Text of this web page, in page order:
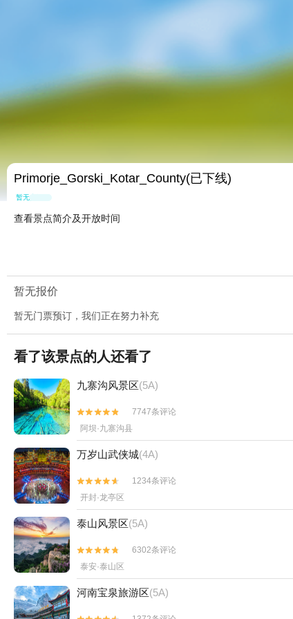
Primorje_Gorski_Kotar_County(已下线)
暂无点评
查看景点简介及开放时间
暂无报价
暂无门票预订，我们正在努力补充
看了该景点的人还看了
九寨沟风景区(5A)


7747条评论
阿坝·九寨沟县
万岁山武侠城(4A)


1234条评论
开封·龙亭区
泰山风景区(5A)


6302条评论
泰安·泰山区
河南宝泉旅游区(5A)